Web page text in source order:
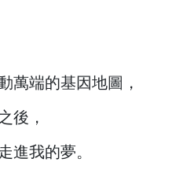
萬端的基因地圖，
後，
進我的夢。